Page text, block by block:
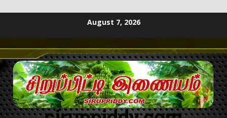
August 7, 2026